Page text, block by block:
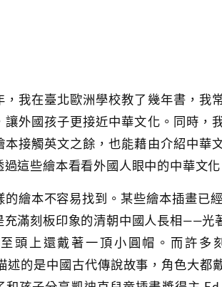
，我在臺北歐洲學校教了幾年書，我
讓外國孩子更接近中華文化。同時，
本接觸英文之餘，也能藉由介紹中華
過這些繪本看看外國人眼中的中華文化
的繪本不容易找到。某些繪本插畫已
充滿刻板印象的清朝中國人長相――光
頭上還戴著一頂小圓帽。而許多
述的是中國古代傳說故事，角色大